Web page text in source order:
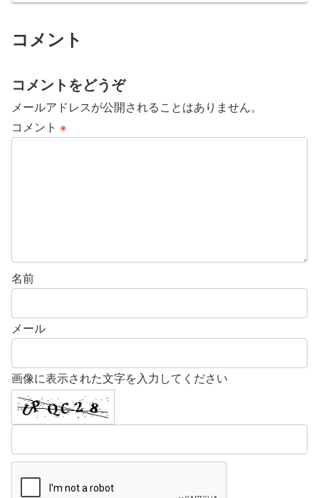
コメント
コメントをどうぞ
メールアドレスが公開されることはありません。
コメント ※
名前
メール
画像に表示された文字を入力してください